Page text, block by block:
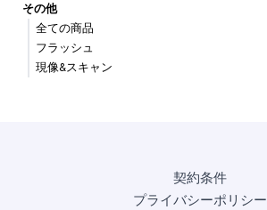
その他
全ての商品
フラッシュ
現像&スキャン
契約条件
プライバシーポリシー